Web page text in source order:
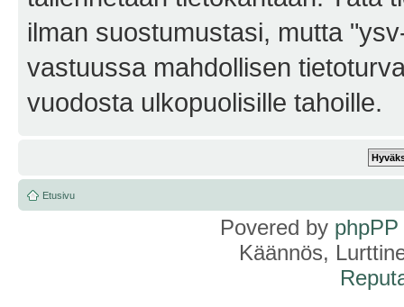
ilman suostumustasi, mutta
vastuussa mahdollisen
vuodosta ulkopuolisille tahoille.
Etusivu
Povered by phpPP
Käännös,